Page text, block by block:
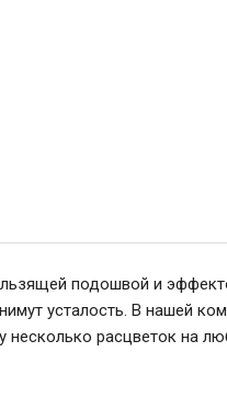
подошвой и
усталость. В нашей
несколько расцветок на